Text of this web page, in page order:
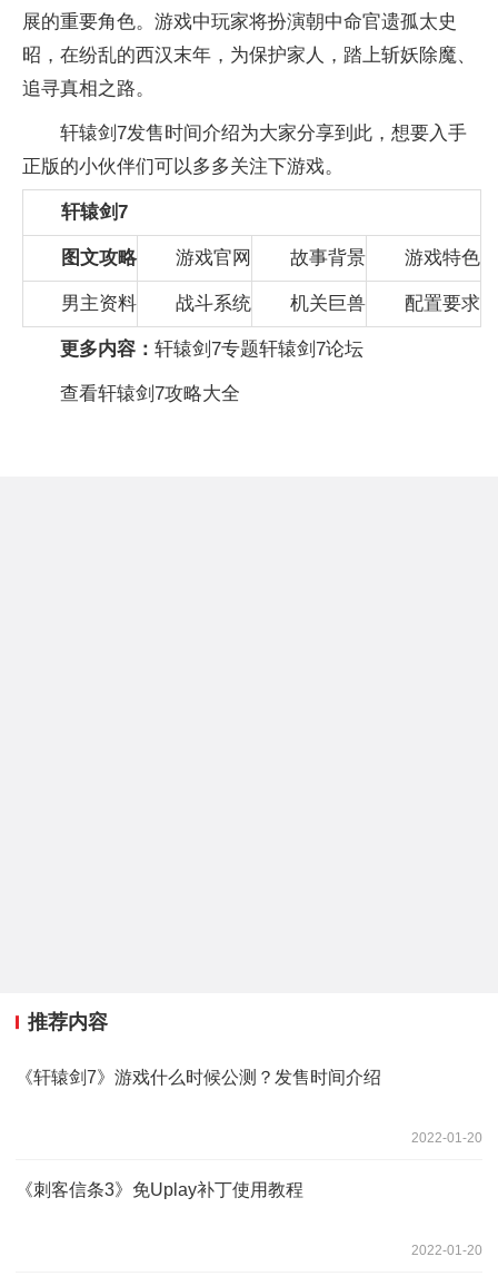
展的重要角色。游戏中玩家将扮演朝中命官遗孤太史
昭，在纷乱的西汉末年，为保护家人，踏上斩妖除魔、
追寻真相之路。
轩辕剑7发售时间介绍为大家分享到此，想要入手
正版的小伙伴们可以多多关注下游戏。
轩辕剑7
图文攻略 游戏官网 故事背景 游戏特色
男主资料 战斗系统 机关巨兽 配置要求
更多内容： 轩辕剑7专题轩辕剑7论坛
查看轩辕剑7攻略大全
推荐内容
《轩辕剑7》游戏什么时候公测？发售时间介绍
2022-01-20
《刺客信条3》免Uplay补丁使用教程
2022-01-20